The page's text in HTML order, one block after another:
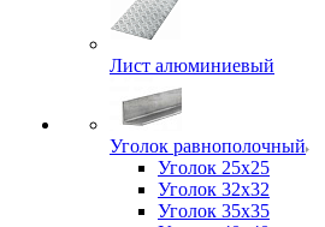
Лист алюминиевый
Уголок равнополочный
Уголок 25x25
Уголок 32x32
Уголок 35x35